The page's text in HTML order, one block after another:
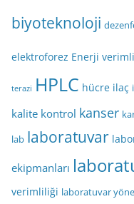
biyoteknoloji
elektroforez Enerji
terazi HPLC hücre ilaç
kalite kontrol kanser
lab laboratuvar
ekipmanları
verimliliği laboratuvar